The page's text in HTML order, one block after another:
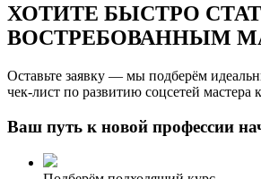
ХОТИТЕ БЫСТРО
ВОСТРЕБОВАННЫМ
Оставьте заявку — мы подберём
чек-лист по развитию соцсетей мастера
Ваш путь к новой профессии